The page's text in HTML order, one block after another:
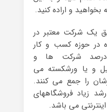
و اراده کنید.
یک شرکت معتبر در
در حوزه کسب و کار
حدود ۲۵ درصد شرکت ها و
و یا ورشکسته می
را جمع می کنند.
زیاد فروشگاههای
می باشد.